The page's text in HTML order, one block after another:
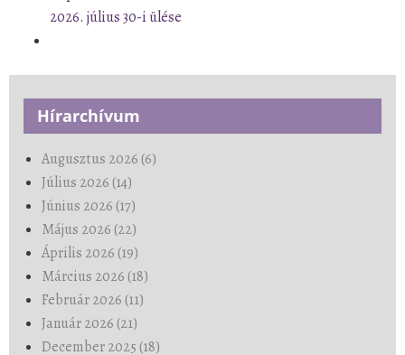
2026. július 30-i ülése
Hírarchívum
Augusztus 2026 (6)
Július 2026 (14)
Június 2026 (17)
Május 2026 (22)
Április 2026 (19)
Március 2026 (18)
Február 2026 (11)
Január 2026 (21)
December 2025 (18)